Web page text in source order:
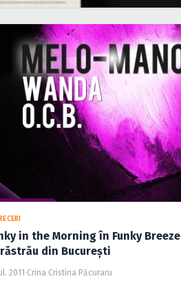
in the Morning în Funky Breeze
din Bucureşti
2011 ·Crina Cristina Păcuraru